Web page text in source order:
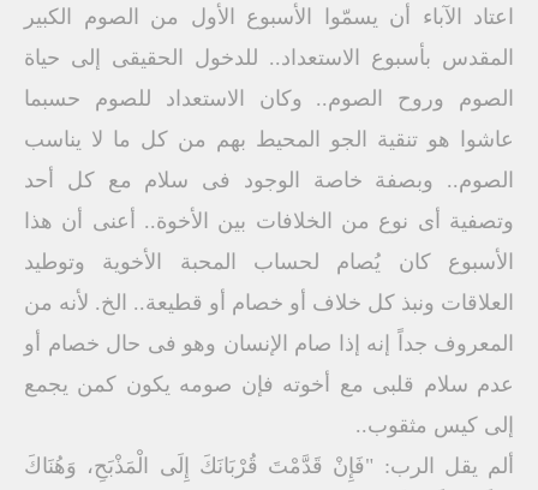
اعتاد الآباء أن يسمّوا الأسبوع الأول من الصوم الكبير
المقدس بأسبوع الاستعداد.. للدخول الحقيقى إلى حياة
الصوم وروح الصوم.. وكان الاستعداد للصوم حسبما
عاشوا هو تنقية الجو المحيط بهم من كل ما لا يناسب
الصوم.. وبصفة خاصة الوجود فى سلام مع كل أحد
وتصفية أى نوع من الخلافات بين الأخوة.. أعنى أن هذا
الأسبوع كان يُصام لحساب المحبة الأخوية وتوطيد
العلاقات ونبذ كل خلاف أو خصام أو قطيعة.. الخ. لأنه من
المعروف جداً إنه إذا صام الإنسان وهو فى حال خصام أو
عدم سلام قلبى مع أخوته فإن صومه يكون كمن يجمع
إلى كيس مثقوب..
ألم يقل الرب: "فَإِنْ قَدَّمْتَ قُرْبَانَكَ إِلَى الْمَذْبَحِ، وَهُنَاكَ